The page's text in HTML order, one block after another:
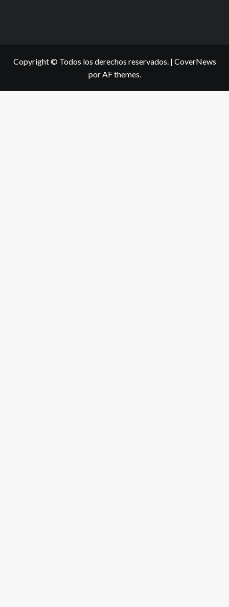
Copyright © Todos los derechos reservados. | CoverNews
por AF themes.